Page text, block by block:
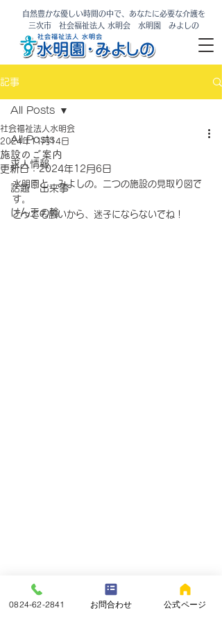
自然豊かな優しい時間の中で、あなたに必要な介護を
​三次市 社会福祉法人 水明会 水明園 みよしの
記事
All Posts
求人情報
話題・出来事
けん玉の輪
All Posts
施設のご案内
社会福祉法人水明会
2024年11月14日
更新日：2024年12月6日
水明園と、みよしの。二つの施設の見取り図で
す。
とっても広いから、迷子にならないでね！
0824-62-2841 お問合わせ 公式ページ